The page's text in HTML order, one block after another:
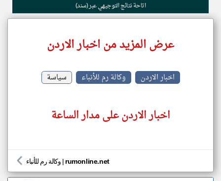
اتاحة نتائج التوجيهي عبر (سند)
عرض المزيد من اخبار الاردن
اخبار الاردن وكالة رم للأنباء سياسة
اخبار الاردن على مدار الساعة
وكالة رم للأنباء | rumonline.net